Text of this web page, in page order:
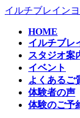
コ
ナ
イルチブレイン
HOME
イルチブレ
スタジオ案
イベント
よくあるご
体験者の声
体験のご予